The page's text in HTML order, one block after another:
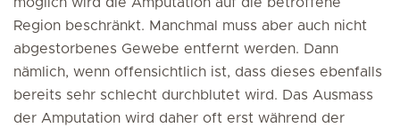
Region beschränkt. Manchmal muss aber auch nicht
abgestorbenes Gewebe entfernt werden. Dann
nämlich, wenn offensichtlich ist, dass dieses ebenfalls
bereits sehr schlecht durchblutet wird. Das Ausmass
der Amputation wird daher oft erst während der